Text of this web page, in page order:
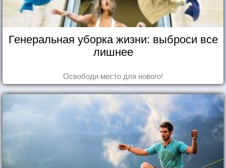
Генеральная уборка жизни: выброси все
лишнее
Освободи место для нового!